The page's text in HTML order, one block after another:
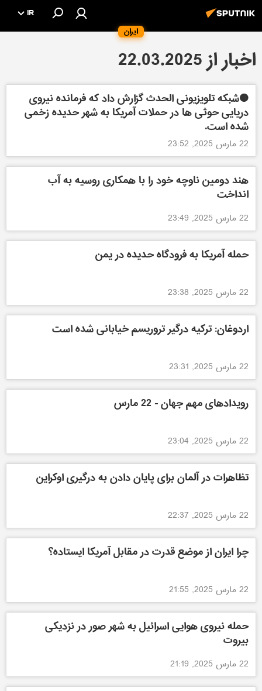
ایران
IR
اخبار از 22.03.2025
🟠شبکه تلویزیونی الحدث گزارش داد که فرمانده نیروی
دریایی حوثی ها در حملات آمریکا به شهر حدیده زخمی
شده است.
22 مارس 2025, 23:52
هند دومین ناوچه خود را با همکاری روسیه به آب
انداخت
22 مارس 2025, 23:49
حمله آمریکا به فرودگاه حدیده در یمن
22 مارس 2025, 23:38
اردوغان: ترکیه درگیر تروریسم خیابانی شده است
22 مارس 2025, 23:31
رویدادهای مهم جهان - 22 مارس
22 مارس 2025, 23:04
تظاهرات در آلمان برای پایان دادن به درگیری اوکراین
22 مارس 2025, 22:37
چرا ایران از موضع قدرت در مقابل آمریکا ایستاده؟
22 مارس 2025, 21:55
حمله نیروی هوایی اسرائیل به شهر صور در نزدیکی
بیروت
22 مارس 2025, 21:19